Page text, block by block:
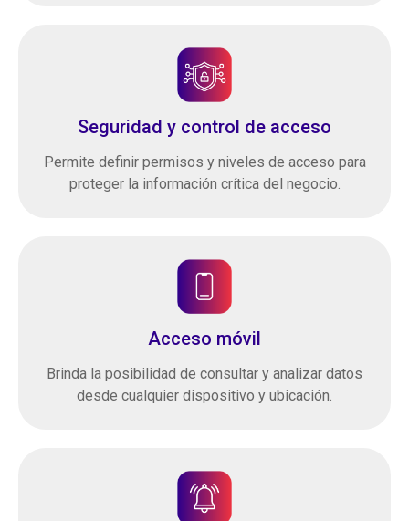
Seguridad y control de acceso
Permite definir permisos y niveles de acceso para
proteger la información crítica del negocio.
Acceso móvil
Brinda la posibilidad de consultar y analizar datos
desde cualquier dispositivo y ubicación.